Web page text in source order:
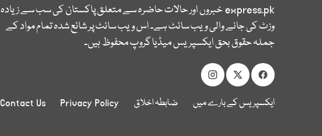
express.pkخبروں اور حالات حاضرہ سے متعلق پاکستان کی سب سے زیادہ
وزٹ کی جانے والی ویب سائٹ ہے۔ اس ویب سائٹ پر شائع شدہ تمام مواد کے
جملہ حقوق بحق ایکسپریس میڈیا گروپ محفوظ ہیں۔
ایکسپریس کے بارے میں ضابطہ اخلاق Privacy Policy
Contact Us